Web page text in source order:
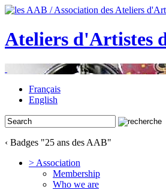
Ateliers d'Artistes
Français
English
‹ Badges "25 ans des AAB"
> Association
Membership
Who we are